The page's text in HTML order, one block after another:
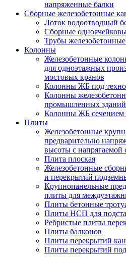
напряженные балки
Сборные железобетонные
Лоток водоотводный
Сборные
Трубы
Колонны
Железобетонные
для одноэтажных
мостовых кранов
Колонны ЖБ под
Колонны
промышленных зданий
Колонны ЖБ сечением
Плиты
Железобетонные
предварительно
высоты с напрягаемой
Плита плоская
Железобетонные
и перекрытий
Крупнопанельные
плиты для
Плиты бетонные
Плиты НСП для
Ребристые плиты
Плиты балконов
Плиты перекрытий
Плиты перекрытий